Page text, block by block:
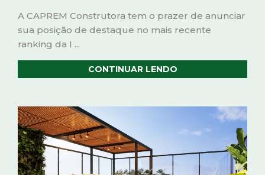
A CAPREM Construtora tem o prazer de anunciar
sua posição de destaque no mais recente
ranking da I ...
CONTINUAR LENDO